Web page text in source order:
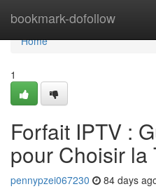
bookmark-dofollow
Home
Home
1
Forfait IPTV :
pour Choisir la
pennypzei067230 84 days